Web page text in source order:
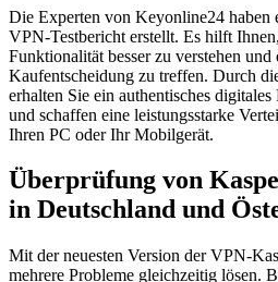
Die Experten von Keyonline24 haben
VPN-Testbericht erstellt. Es hilft
Funktionalität besser zu verstehen und
Kaufentscheidung zu treffen. Durch
erhalten Sie ein authentisches
und schaffen eine leistungsstarke
Ihren PC oder Ihr Mobilgerät.
Überprüfung von
in Deutschland und
Mit der neuesten Version der VPN-
mehrere Probleme gleichzeitig lösen.